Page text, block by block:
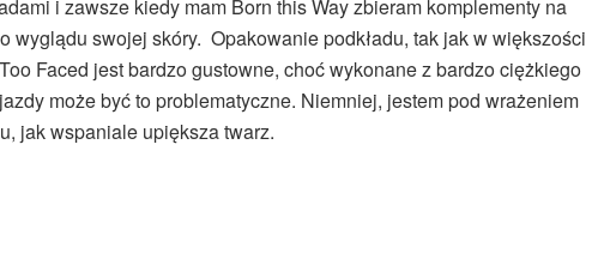
i zawsze kiedy mam Born this Way zbieram komplementy na
wyglądu swojej skóry. Opakowanie podkładu, tak jak w większości
Faced jest bardzo gustowne, choć wykonane z bardzo ciężkiego
może być to problematyczne. Niemniej, jestem pod wrażeniem
jak wspaniale upiększa twarz.